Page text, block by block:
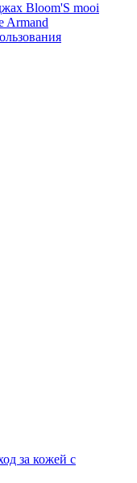
Bloom'S mooi
Armand
за кожей с